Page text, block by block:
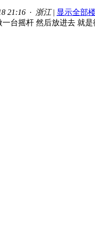
21:16 · 浙江 | 显示全部
台摇杆 然后放进去 就是